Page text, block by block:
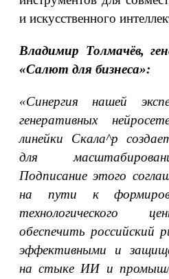
и искусственного
Владимир Толмачёв,
«Салют для бизнеса»:
«Синергия нашей
генеративных
линейки Скала^р
для
Подписание этого
на пути к
технологического
обеспечить российский
эффективными и
на стыке ИИ и